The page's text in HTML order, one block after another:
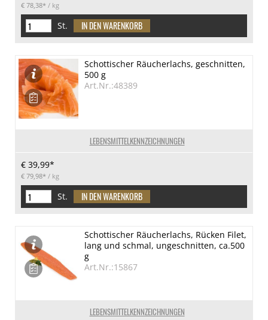
€ 78,38* / kg
St.
LEBENSMITTELKENNZEICHNUNGEN
Schottischer Räucherlachs, geschnitten,
500 g
Art.Nr.:48389
€ 39,99*
€ 79,98* / kg
St.
LEBENSMITTELKENNZEICHNUNGEN
Schottischer Räucherlachs, Rücken Filet,
lang und schmal, ungeschnitten, ca.500
g
Art.Nr.:15867